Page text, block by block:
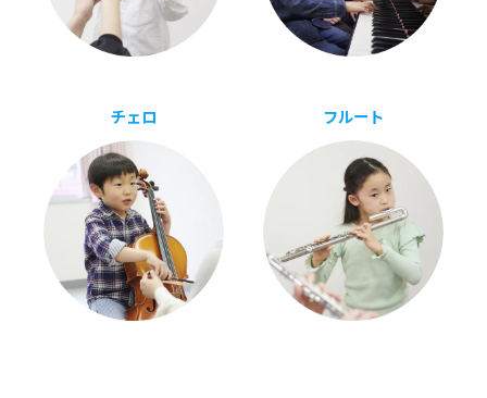
チェロ フルー ト